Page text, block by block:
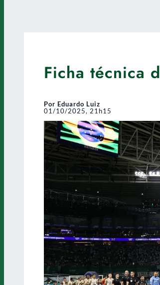
Ficha técnica
Por Eduardo Luiz
01/10/2025, 21h15